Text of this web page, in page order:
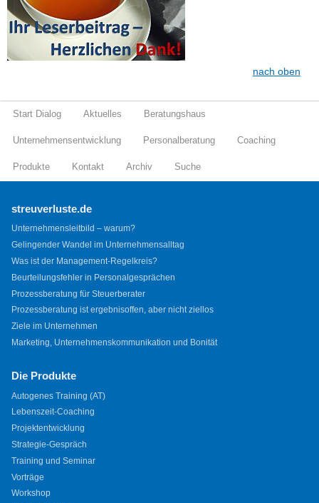
nach oben
Start Dialog Aktuelles Beratungshaus
Unternehmensentwicklung Personalberatung Coaching
Produkte Kontakt Archiv Suche
streuverluste.de
Unternehmensleitbild – warum?
Gelingender Wandel im Unternehmensalltag
Was ist der Management-Regelkreis?
Beurteilungsfehler in Personalgesprächen
Prozessberatung für Steuerberater
Prozessberatung ist ergebnisoffen, aber nicht ziellos
Ziele im Unternehmen
Marketing, Unternehmenskommunikation und Bonität
Die Produkte
Autogenes Training (AT)
Lebenszeit-Coaching
Projektentwicklung
Strategie-Gespräch
Training und Seminar
Vorträge
Workshop